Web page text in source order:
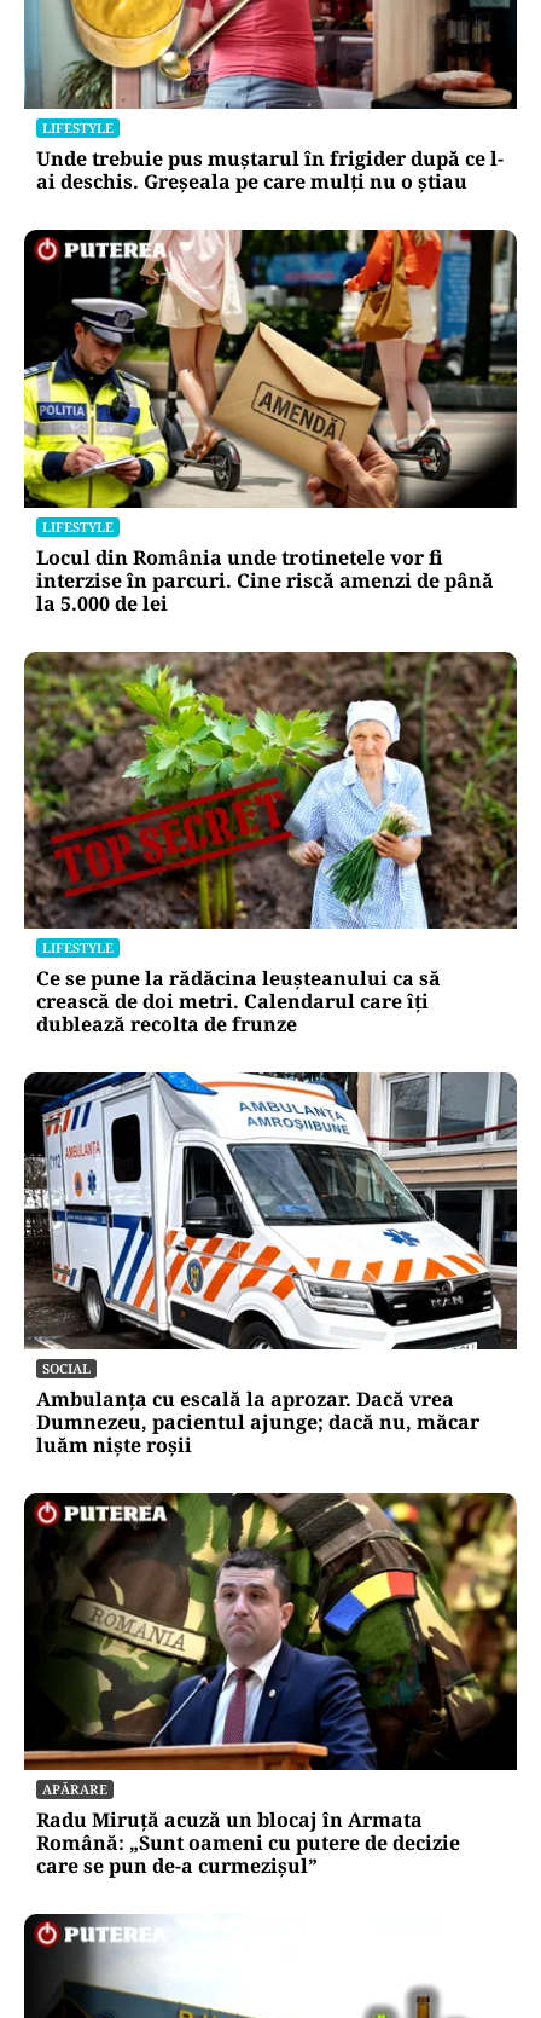
LIFESTYLE
Unde trebuie pus muștarul în frigider după ce l-
ai deschis. Greșeala pe care mulți nu o știau
LIFESTYLE
Locul din România unde trotinetele vor fi
interzise în parcuri. Cine riscă amenzi de până
la 5.000 de lei
LIFESTYLE
Ce se pune la rădăcina leușteanului ca să
crească de doi metri. Calendarul care îți
dublează recolta de frunze
SOCIAL
Ambulanța cu escală la aprozar. Dacă vrea
Dumnezeu, pacientul ajunge; dacă nu, măcar
luăm niște roșii
APĂRARE
Radu Miruță acuză un blocaj în Armata
Română: „Sunt oameni cu putere de decizie
care se pun de-a curmezișul”